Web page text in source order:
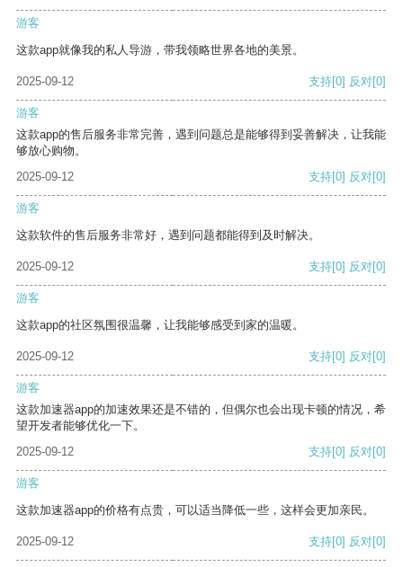
游客
这款app就像我的私人导游，带我领略世界各地的美景。
2025-09-12 支持[0] 反对[0]
游客
这款app的售后服务非常完善，遇到问题总是能够得到妥善解决，让我能
够放心购物。
2025-09-12
支持[0] 反对[0]
游客
这款软件的售后服务非常好，遇到问题都能得到及时解决。
2025-09-12 支持[0] 反对[0]
游客
这款app的社区氛围很温馨，让我能够感受到家的温暖。
2025-09-12 支持[0] 反对[0]
游客
这款加速器app的加速效果还是不错的，但偶尔也会出现卡顿的情况，希
望开发者能够优化一下。
2025-09-12
支持[0] 反对[0]
游客
这款加速器app的价格有点贵，可以适当降低一些，这样会更加亲民。
2025-09-12 支持[0] 反对[0]